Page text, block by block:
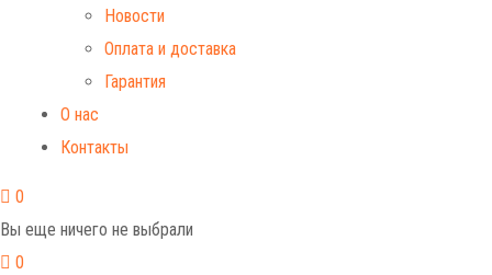
Новости
Оплата и доставка
Гарантия
О нас
Контакты
0
Вы еще ничего не выбрали
0